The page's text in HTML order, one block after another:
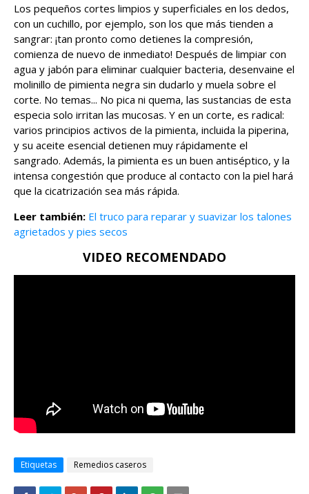
Los pequeños cortes limpios y superficiales en los dedos,
con un cuchillo, por ejemplo, son los que más tienden a
sangrar: ¡tan pronto como detienes la compresión,
comienza de nuevo de inmediato! Después de limpiar con
agua y jabón para eliminar cualquier bacteria, desenvaine el
molinillo de pimienta negra sin dudarlo y muela sobre el
corte. No temas... No pica ni quema, las sustancias de esta
especia solo irritan las mucosas. Y en un corte, es radical:
varios principios activos de la pimienta, incluida la piperina,
y su aceite esencial detienen muy rápidamente el
sangrado. Además, la pimienta es un buen antiséptico, y la
intensa congestión que produce al contacto con la piel hará
que la cicatrización sea más rápida.
Leer también: El truco para reparar y suavizar los talones
agrietados y pies secos
VIDEO RECOMENDADO
Etiquetas Remedios caseros